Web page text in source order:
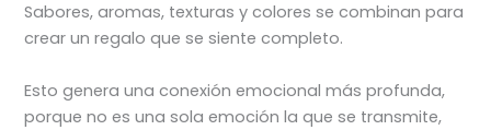
Sabores, aromas, texturas y colores se combinan para
crear un regalo que se siente completo.
Esto genera una conexión emocional más profunda,
porque no es una sola emoción la que se transmite,